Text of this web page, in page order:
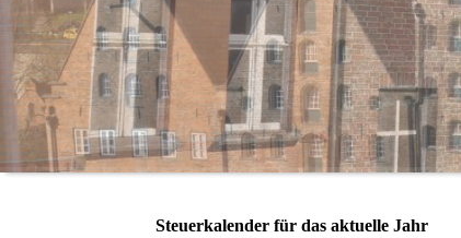
Steuerkalender für das aktuelle Jahr